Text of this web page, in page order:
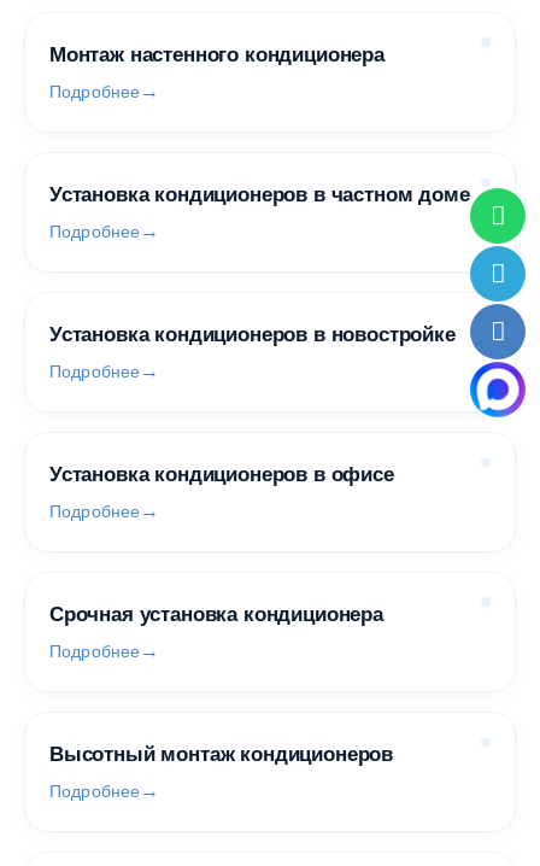
Монтаж настенного кондиционера
Подробнее
Установка кондиционеров в частном доме
Подробнее
Установка кондиционеров в новостройке
Подробнее
Установка кондиционеров в офисе
Подробнее
Срочная установка кондиционера
Подробнее
Высотный монтаж кондиционеров
Подробнее